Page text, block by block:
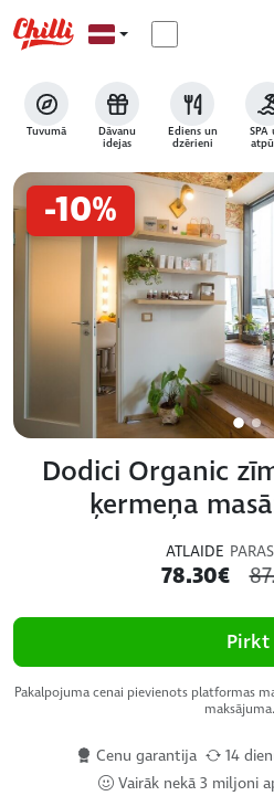
Tuvumā Dāvanu
idejas
Ēdiens un
dzērieni
SPA
Dodici Organic
ķermeņa
ATLAIDE
78.30€
Pirkt
Pakalpojuma cenai pievienots platformas
maksājuma.
Cenu garantija
14
Vairāk nekā 3 miljoni
-10%